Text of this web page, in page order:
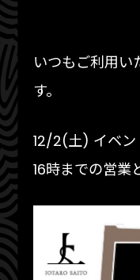
いつもご利用い
す。
12/2(土) イベン
16時までの営業